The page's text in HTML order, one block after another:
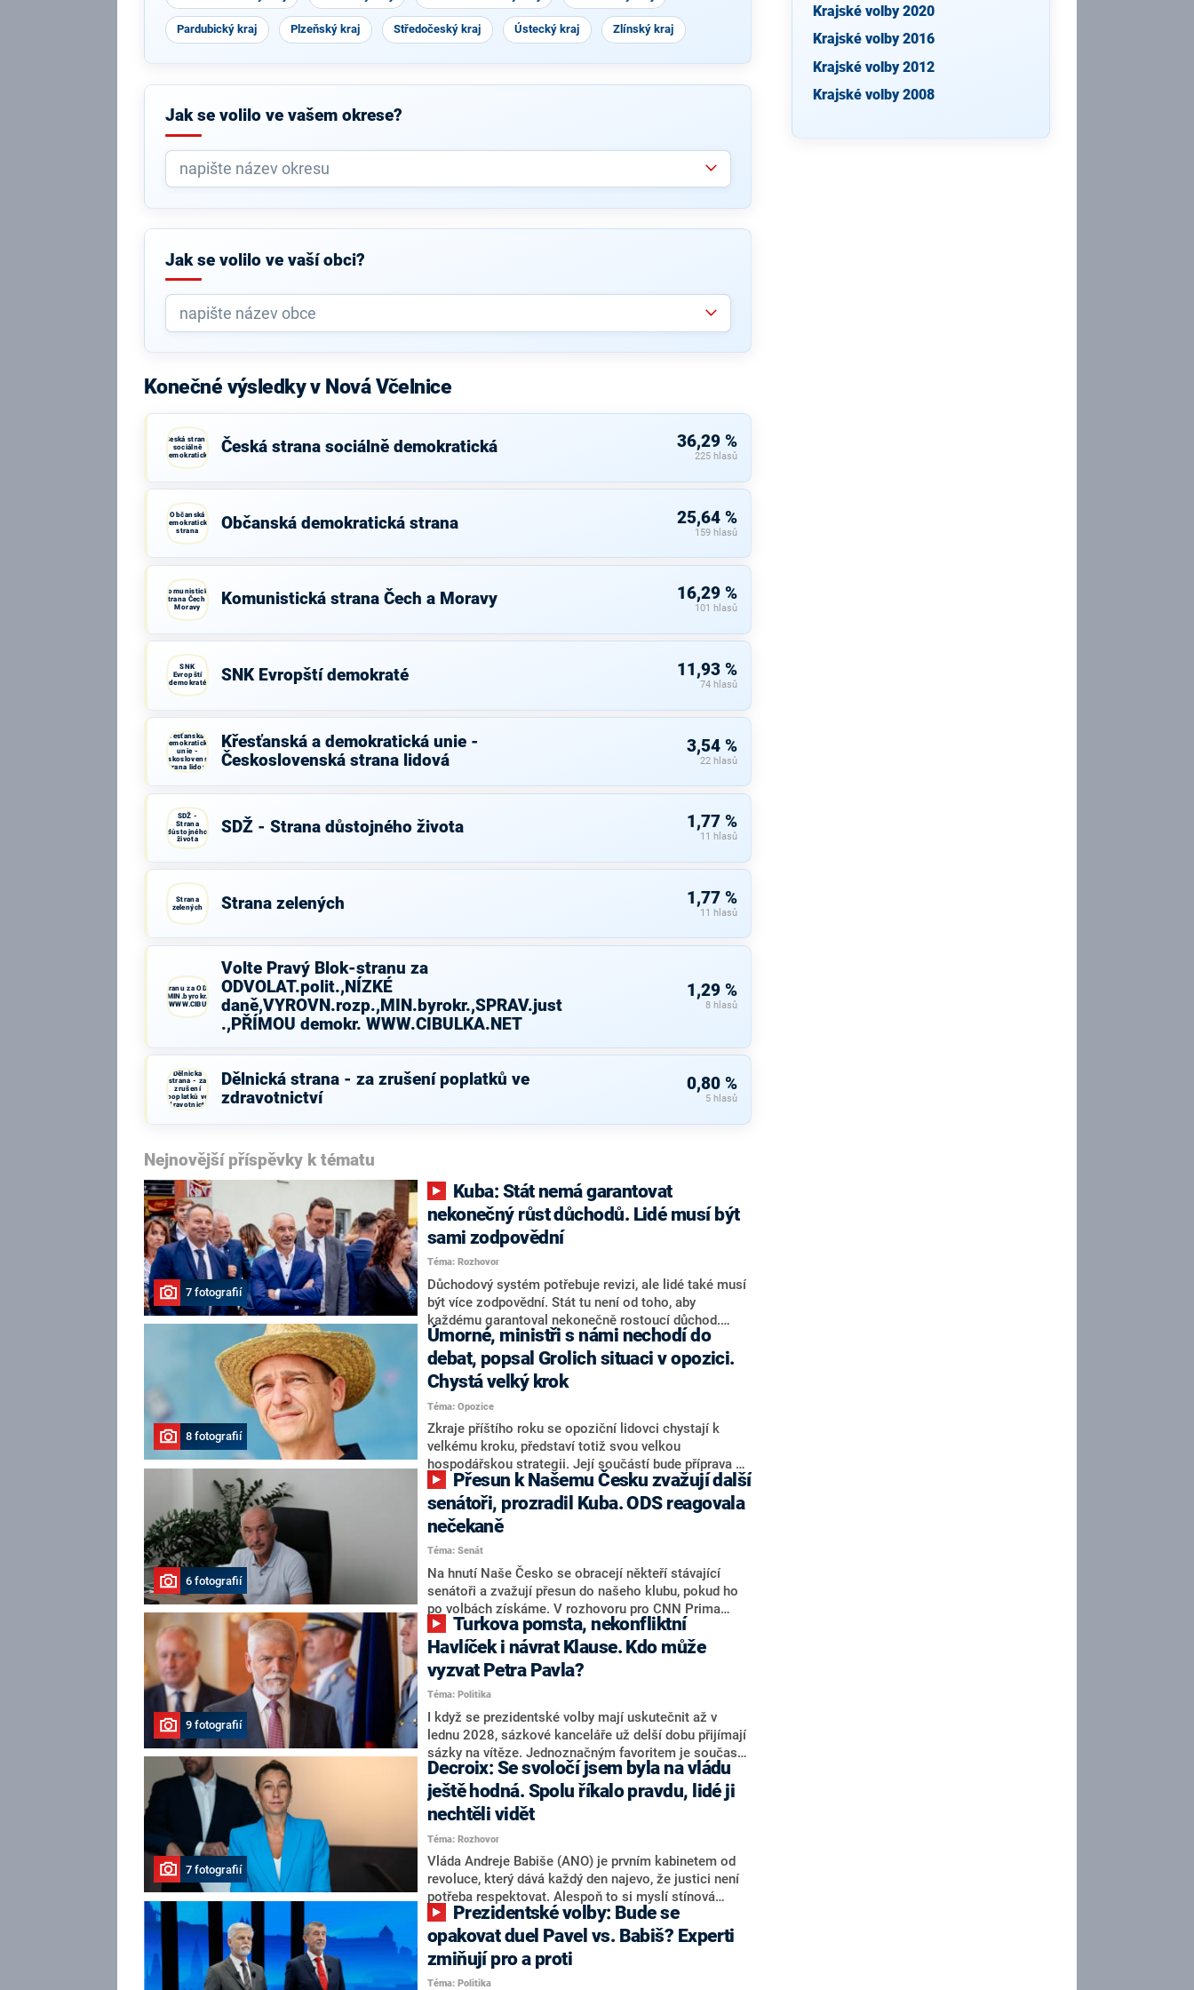
Pardubický kraj Plzeňský kraj Středočeský kraj Ústecký kraj Zlínský kraj
Jak se volilo ve vašem okrese?
Jak se volilo ve vaší obci?
Konečné výsledky v Nová Včelnice
Česká strana
sociálně
demokratická
Česká strana sociálně demokratická 36,29 %
225 hlasů
Občanská
demokratická
strana
Občanská demokratická strana 25,64 %
159 hlasů
Komunistická
strana Čech a
Moravy
Komunistická strana Čech a Moravy 16,29 %
101 hlasů
SNK
Evropští
demokraté
SNK Evropští demokraté 11,93 %
74 hlasů
Křesťanská a
demokratická
unie -
Československá
strana lidová
Křesťanská a demokratická unie -
Československá strana lidová
3,54 %
22 hlasů
SDŽ -
Strana
důstojného
života
SDŽ - Strana důstojného života 1,77 %
11 hlasů
Strana
zelených
Strana zelených 1,77 %
11 hlasů
Volte Pravý Blok-stranu za ODVOLAT.polit.,NÍZKÉ
daně,VYROVN.rozp.,MIN.byrokr.,SPRAV.just.,PŘÍMOU
demokr. WWW.CIBULKA.NET
Volte Pravý Blok-stranu za
ODVOLAT.polit.,NÍZKÉ
daně,VYROVN.rozp.,MIN.byrokr.,SPRAV.just
.,PŘÍMOU demokr. WWW.CIBULKA.NET
1,29 %
8 hlasů
Dělnická
strana - za
zrušení
poplatků ve
zdravotnictví
Dělnická strana - za zrušení poplatků ve
zdravotnictví
0,80 %
5 hlasů
Nejnovější příspěvky k tématu
7 fotografií
nekonečný růst důchodů. Lidé musí být
sami zodpovědní
Téma: Rozhovor
Důchodový systém potřebuje revizi, ale lidé také musí
být více zodpovědní. Stát tu není od toho, aby
každému garantoval nekonečně rostoucí důchod.
Chybí tu nový systém a my ho představíme,řekl
hejtman Jihočeského kraje a předseda hnutí Naše
Česko Martin Kuba v rozhovoru pro CNN Prima NEWS.
V čele státu pak podle něj nemůže být člověk, který by
střetem zájmů omezoval čerpání financí a rozvoj,
dodal. Řešení u Andreje Babiše ale hodnotit nechtěl.
8 fotografií
Úmorné, ministři s námi nechodí do
debat, popsal Grolich situaci v opozici.
Chystá velký krok
Téma: Opozice
Zkraje příštího roku se opoziční lidovci chystají k
velkému kroku, představí totiž svou velkou
hospodářskou strategii. Její součástí bude příprava na
stárnutí populace, řekl ve středu na setkání s novináři
nový předseda lidovců Jan Grolich. Ten zároveň v
senátních volbách kandiduje ve Vyškově. Popsal i
aktivitu opozice, o níž vládní strany nebo političtí
komentátoři mluví jako o slabé a v defenzivě. „Je to
úmorná práce upozorňovat na chyby vlády. Ministři s
námi navíc nechodí do debat. Chceme ale ukazovat
svoje témata,“ odpověděl Grolich na dotaz CNN Prima
NEWS.
6 fotografií
senátoři, prozradil Kuba. ODS reagovala
nečekaně
Téma: Senát
Na hnutí Naše Česko se obracejí někteří stávající
senátoři a zvažují přesun do našeho klubu, pokud ho
po volbách získáme. V rozhovoru pro CNN Prima
NEWS to řekl zakladatel hnutí a jihočeský hejtman
Martin Kuba. Konkrétní nebyl, ale získat by takto mohl
například senátora Zdeňka Hrabu, který je dnes
součástí klubu ODS a TOP 09. Hraba to na dotaz
redakce nevyloučil. Předseda klubu senátorů ODS
Zdeněk Nytra redakci řekl, že počítá s odchodem
některých senátorů z klubu a že Naše Česko není
nepřítel, ale soupeř.
9 fotografií
Havlíček i návrat Klause. Kdo může
vyzvat Petra Pavla?
Téma: Politika
I když se prezidentské volby mají uskutečnit až v
lednu 2028, sázkové kanceláře už delší dobu přijímají
sázky na vítěze. Jednoznačným favoritem je současná
hlava státu Petr Pavel. Daleko za ním pak bookmakeři
zmiňují dva výrazné politiky ANO, tedy premiéra
Andreje Babiše a ministra průmyslu Karla Havlíčka.
Oblíbeným tipem samotných sázkařů je poslanec za
Motoristy Filip Turek. Politolog Jan Kubáček nicméně
o případné kandidatuře kohokoliv ze zmíněné trojice
značně pochybuje. Podle něj současná koalice dosud
nemá osobu, která by Pavlovi mohla konkurovat.
7 fotografií
Decroix: Se svoločí jsem byla na vládu
ještě hodná. Spolu říkalo pravdu, lidé ji
nechtěli vidět
Téma: Rozhovor
Vláda Andreje Babiše (ANO) je prvním kabinetem od
revoluce, který dává každý den najevo, že justici není
potřeba respektovat. Alespoň to si myslí stínová
ministryně spravedlnosti ODS Eva Decroix. V
rozhovoru pro CNN Prima NEWS si nebrala servítky
ohledně politického výkonu svého nástupce Jeronýma
Tejce (za ANO) či vládní zmocněnkyně pro lidská
práva Taťány Malé (ANO). Označením „svoloč“ na
opakovat duel Pavel vs. Babiš? Experti
zmiňují pro a proti
Téma: Politika
Krajské volby 2020
Krajské volby 2016
Krajské volby 2012
Krajské volby 2008